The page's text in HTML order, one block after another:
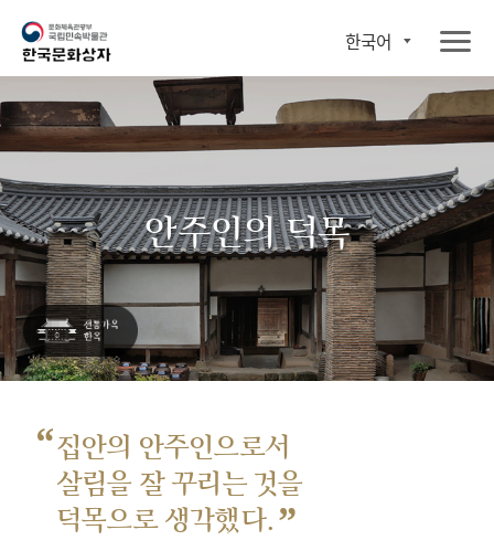
한국어
안주인의 덕목
“집안의 안주인으로서
살림을 잘 꾸리는 것을
덕목으로 생각했다. ”